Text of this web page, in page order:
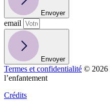
Envoyer
email
Envoyer
Termes et confidentialité © 2026
l’enfantement
Crédits